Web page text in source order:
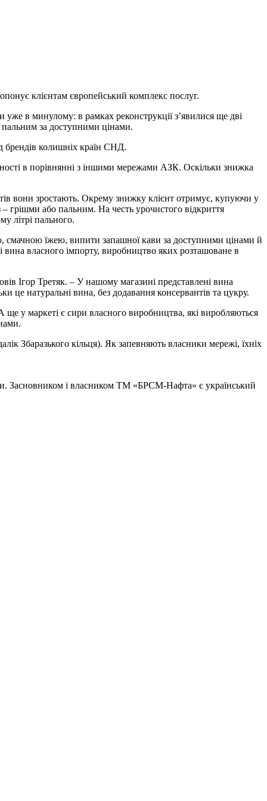
клієнтам європейський комплекс послуг.
уже в минулому: в рамках реконструкції з’явилися ще дві
пальним за доступними цінами.
брендів колишніх країн СНД.
в порівнянні з іншими мережами АЗК. Оскільки знижка
вони зростають. Окрему знижку клієнт отримує, купуючи у
грішми або пальним. На честь урочистого відкриття
літрі пального.
смачною їжею, випити запашної кави за доступними цінами й
власного імпорту, виробництво яких розташоване в
Ігор Третяк. – У нашому магазині представлені вина
це натуральні вина, без додавання консервантів та цукру.
у маркеті є сири власного виробництва, які виробляються
Збаразького кільця). Як запевняють власники мережі, їхніх
Засновником і власником ТМ «БРСМ-Нафта» є український